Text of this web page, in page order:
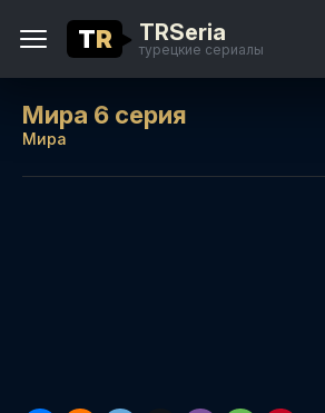
TR TRSeria
турецкие сериалы
Мира 6 серия
Мира